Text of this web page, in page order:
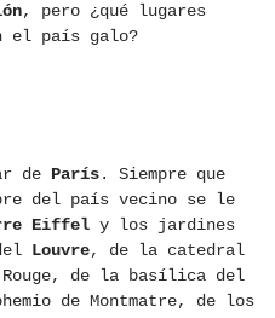
, pero ¿qué lugares
el país galo?
de París. Siempre que
del país vecino se le
Eiffel y los jardines
Louvre, de la catedral
Rouge, de la basílica del
de Montmatre, de los